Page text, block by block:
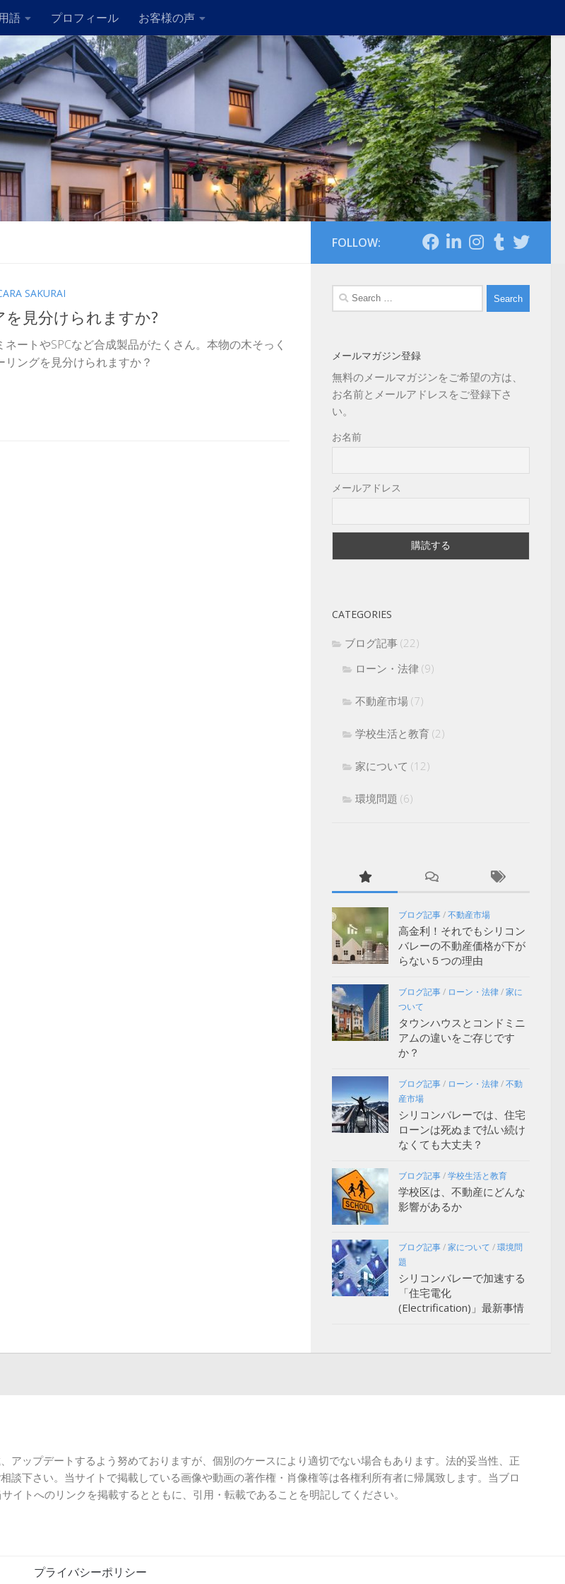
語 プロフィール お客様の声
SAKURAI
見分けられますか?
ートやSPCなど合成製品がたくさん。本物の木そっく
ングを見分けられますか？
FOLLOW:
Search
for:
メールマガジン登録
無料のメールマガジンをご希望の方は、
お名前とメールアドレスをご登録下さ
い。
お名前
メールアドレス
CATEGORIES
ブログ記事 (22)
ローン・法律 (9)
不動産市場 (7)
学校生活と教育 (2)
家について (12)
環境問題 (6)
ブログ記事/不動産市場
高金利！それでもシリコン
バレーの不動産価格が下が
らない５つの理由
ブログ記事/ ローン・法律/家に
ついて
タウンハウスとコンドミニ
アムの違いをご存じです
か？
ブログ記事/ ローン・法律/不動
産市場
シリコンバレーでは、住宅
ローンは死ぬまで払い続け
なくても大丈夫？
ブログ記事/学校生活と教育
学校区は、不動産にどんな
影響があるか
ブログ記事/家について /環境問
題
シリコンバレーで加速する
「住宅電化
(Electrification)」最新事情
アップデートするよう努めておりますが、個別のケースにより適切でない場合もあります。法的妥当性、正
下さい。当サイトで掲載している画像や動画の著作権・肖像権等は各権利所有者に帰属致します。当ブロ
トへのリンクを掲載するとともに、引用・転載であることを明記してください。
プライバシーポリシー